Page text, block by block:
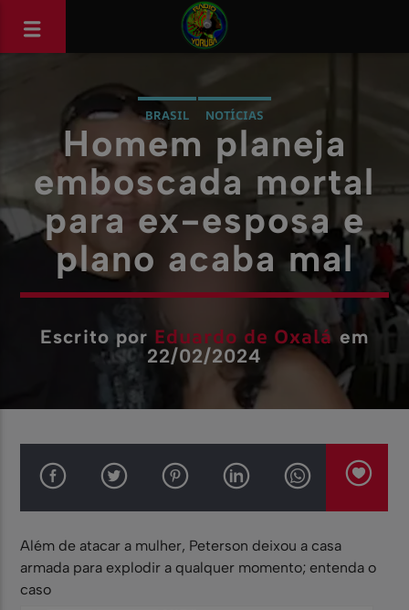
BRASIL NOTÍCIAS
Homem planeja
emboscada mortal
para ex-esposa e
plano acaba mal
Escrito por Eduardo de Oxalá em
22/02/2024
Além de atacar a mulher, Peterson deixou a casa
armada para explodir a qualquer momento; entenda o
caso